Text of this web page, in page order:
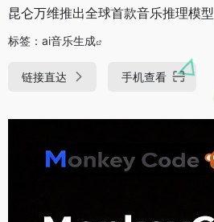
昆仑万维推出全球首款音乐推理模型
标签： ai音乐生成
链接直达 手机查看